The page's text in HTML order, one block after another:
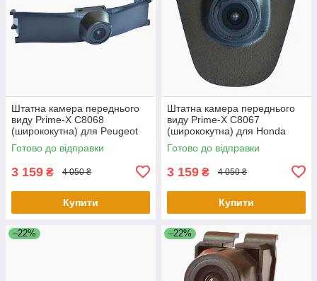
Штатна камера переднього
виду Prime-X С8068
(ширококутна) для Peugeot
3008 2013 - 2015
Готово до відправки
3 159 ₴ 4 050 ₴
Купити
Штатна камера переднього
виду Prime-X С8067
(ширококутна) для Honda
Accord 2.0 2014 - 2015
Готово до відправки
3 159 ₴ 4 050 ₴
Купити
–22% –22%